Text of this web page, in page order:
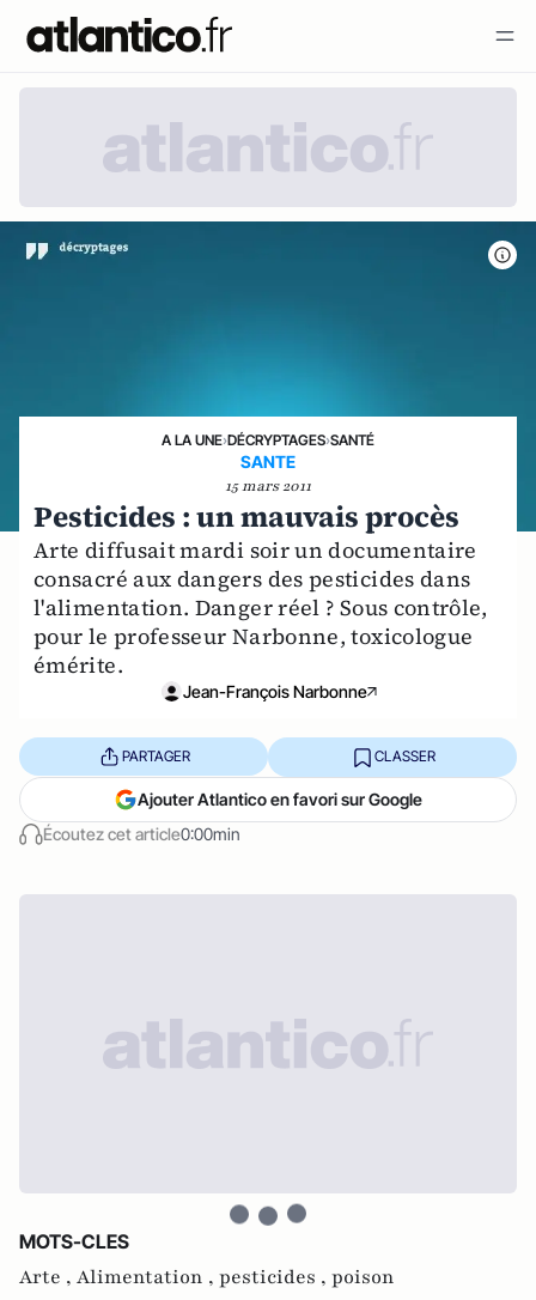
A LA UNE›DÉCRYPTAGES›SANTÉ
SANTE
15 mars 2011
Pesticides : un mauvais procès
Arte diffusait mardi soir un documentaire
consacré aux dangers des pesticides dans
l'alimentation. Danger réel ? Sous contrôle,
pour le professeur Narbonne, toxicologue
émérite.
Jean-François Narbonne
Écoutez cet article0:00min
PARTAGER CLASSER
Ajouter Atlantico en favori sur Google
MOTS-CLES
Arte , Alimentation , pesticides , poison